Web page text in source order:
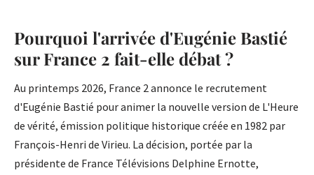
Pourquoi l'arrivée d'Eugénie Bastié
sur France 2 fait-elle débat ?
Au printemps 2026, France 2 annonce le recrutement
d'Eugénie Bastié pour animer la nouvelle version de L'Heure
de vérité, émission politique historique créée en 1982 par
François-Henri de Virieu. La décision, portée par la
présidente de France Télévisions Delphine Ernotte,